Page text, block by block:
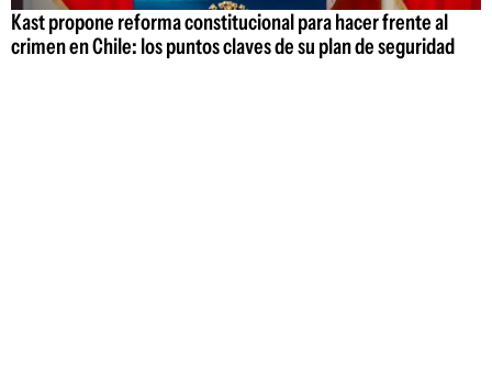
Kast propone reforma constitucional para hacer frente al
crimen en Chile: los puntos claves de su plan de seguridad